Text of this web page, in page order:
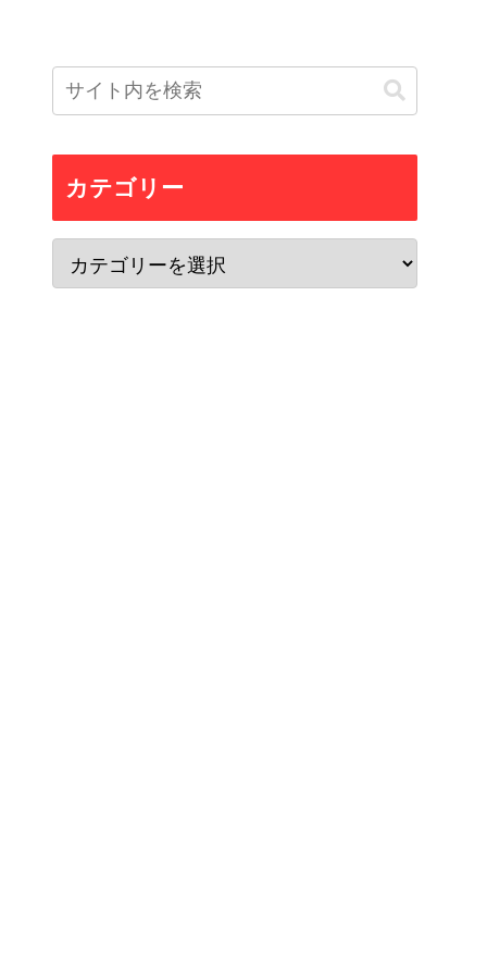
カテゴリー